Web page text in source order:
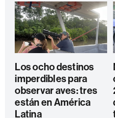
Los ocho destinos
imperdibles para
observar aves: tres
están en América
Latina